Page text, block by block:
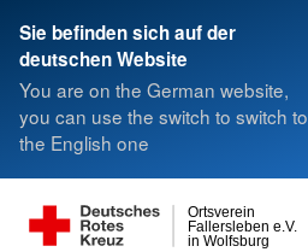
Sie befinden sich auf der
deutschen Website
You are on the German website,
you can use the switch to switch to
the English one
in Wolfsburg
Fallersleben e.V.
Ortsverein